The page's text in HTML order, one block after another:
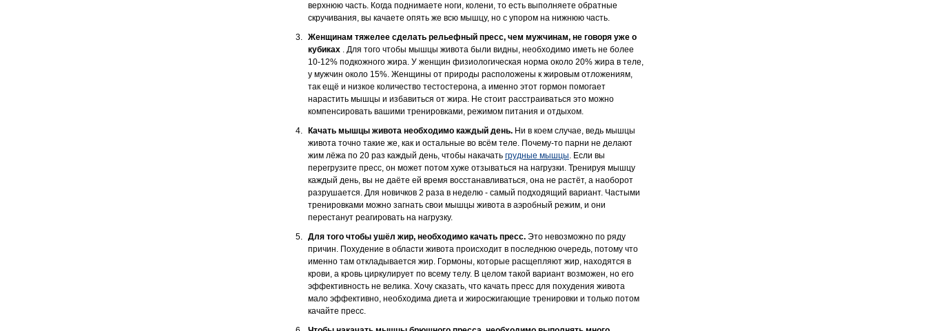
верхнюю часть. Когда поднимаете ноги, колени, то есть выполняете обратные
скручивания, вы качаете опять же всю мышцу, но с упором на нижнюю часть.
Женщинам тяжелее сделать рельефный пресс, чем мужчинам, не говоря уже о
кубиках . Для того чтобы мышцы живота были видны, необходимо иметь не более
10-12% подкожного жира. У женщин физиологическая норма около 20% жира в теле,
у мужчин около 15%. Женщины от природы расположены к жировым отложениям,
так ещё и низкое количество тестостерона, а именно этот гормон помогает
нарастить мышцы и избавиться от жира. Не стоит расстраиваться это можно
компенсировать вашими тренировками, режимом питания и отдыхом.
Качать мышцы живота необходимо каждый день. Ни в коем случае, ведь мышцы
живота точно такие же, как и остальные во всём теле. Почему-то парни не делают
жим лёжа по 20 раз каждый день, чтобы накачать грудные мышцы. Если вы
перегрузите пресс, он может потом хуже отзываться на нагрузки. Тренируя мышцу
каждый день, вы не даёте ей время восстанавливаться, она не растёт, а наоборот
разрушается. Для новичков 2 раза в неделю - самый подходящий вариант. Частыми
тренировками можно загнать свои мышцы живота в аэробный режим, и они
перестанут реагировать на нагрузку.
Для того чтобы ушёл жир, необходимо качать пресс. Это невозможно по ряду
причин. Похудение в области живота происходит в последнюю очередь, потому что
именно там откладывается жир. Гормоны, которые расщепляют жир, находятся в
крови, а кровь циркулирует по всему телу. В целом такой вариант возможен, но его
эффективность не велика. Хочу сказать, что качать пресс для похудения живота
мало эффективно, необходима диета и жиросжигающие тренировки и только потом
качайте пресс.